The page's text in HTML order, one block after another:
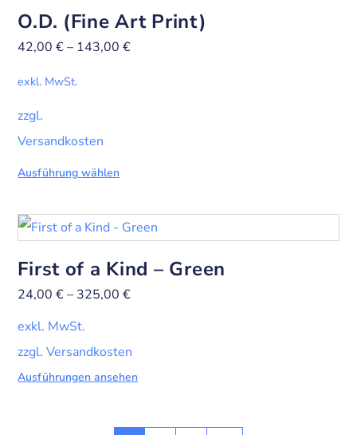
O.D. (Fine Art Print)
42,00€– 143,00€
exkl. MwSt.
zzgl.
Versandkosten
Ausführung wählen
First of a Kind – Green
24,00€– 325,00€
exkl. MwSt.
zzgl. Versandkosten
Ausführungen ansehen